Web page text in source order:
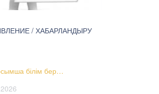
/ ХАБАРЛАНДЫРУ
білім бер…